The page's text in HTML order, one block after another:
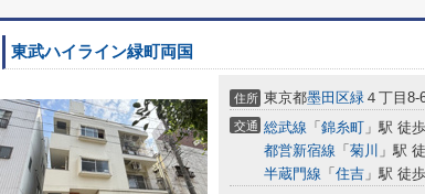
東武ハイライン緑町両国
住所 東京都墨田区緑 ４丁目8-
交通 総武線 「 錦糸町 」駅 徒
都営新宿線 「 菊川 」駅
半蔵門線 「 住吉 」駅 徒